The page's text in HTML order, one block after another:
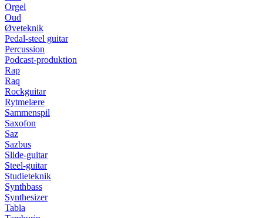
Orgel
Oud
Øveteknik
Pedal-steel guitar
Percussion
Podcast-produktion
Rap
Raq
Rockguitar
Rytmelære
Sammenspil
Saxofon
Saz
Sazbus
Slide-guitar
Steel-guitar
Studieteknik
Synthbass
Synthesizer
Tabla